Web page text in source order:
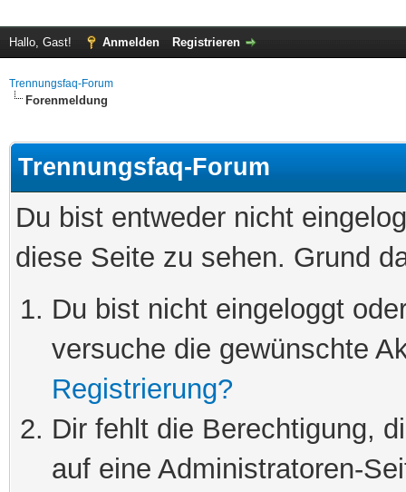
Hallo, Gast! Anmelden Registrieren
Trennungsfaq-Forum
Forenmeldung
Trennungsfaq-Forum
Du bist entweder nicht
diese Seite zu sehen. Grund
Du bist nicht eingeloggt
versuche die gewünschte
Registrierung?
Dir fehlt die Berechtigung,
auf eine Administratoren-